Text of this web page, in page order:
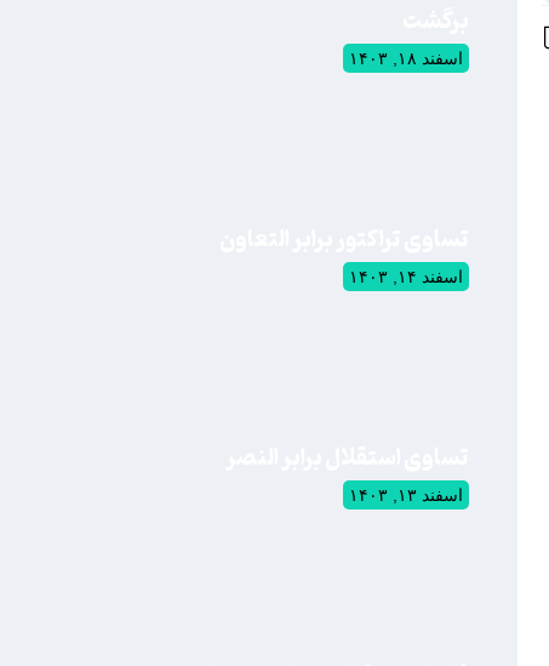
اسفند ۱۸, ۱۴۰۳
اسفند ۱۴, ۱۴۰۳
اسفند ۱۳, ۱۴۰۳